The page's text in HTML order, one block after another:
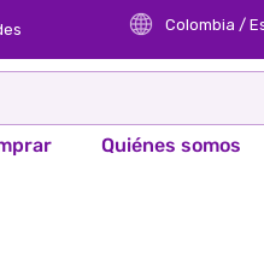
Colombia /
Quiénes somos